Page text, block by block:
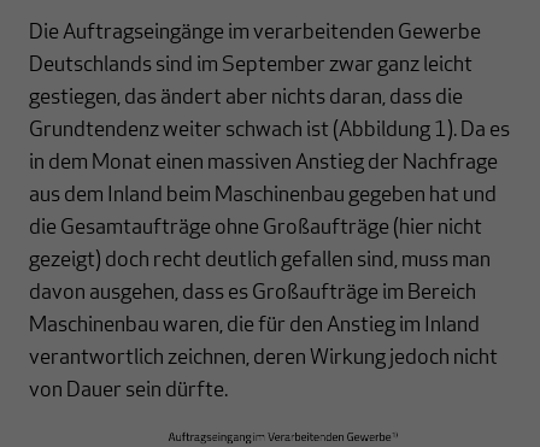
Die Auftragseingänge im verarbeitenden Gewerbe
Deutschlands sind im September zwar ganz leicht
gestiegen, das ändert aber nichts daran, dass die
Grundtendenz weiter schwach ist (Abbildung 1). Da es
in dem Monat einen massiven Anstieg der Nachfrage
aus dem Inland beim Maschinenbau gegeben hat und
die Gesamtaufträge ohne Großaufträge (hier nicht
gezeigt) doch recht deutlich gefallen sind, muss man
davon ausgehen, dass es Großaufträge im Bereich
Maschinenbau waren, die für den Anstieg im Inland
verantwortlich zeichnen, deren Wirkung jedoch nicht
von Dauer sein dürfte.